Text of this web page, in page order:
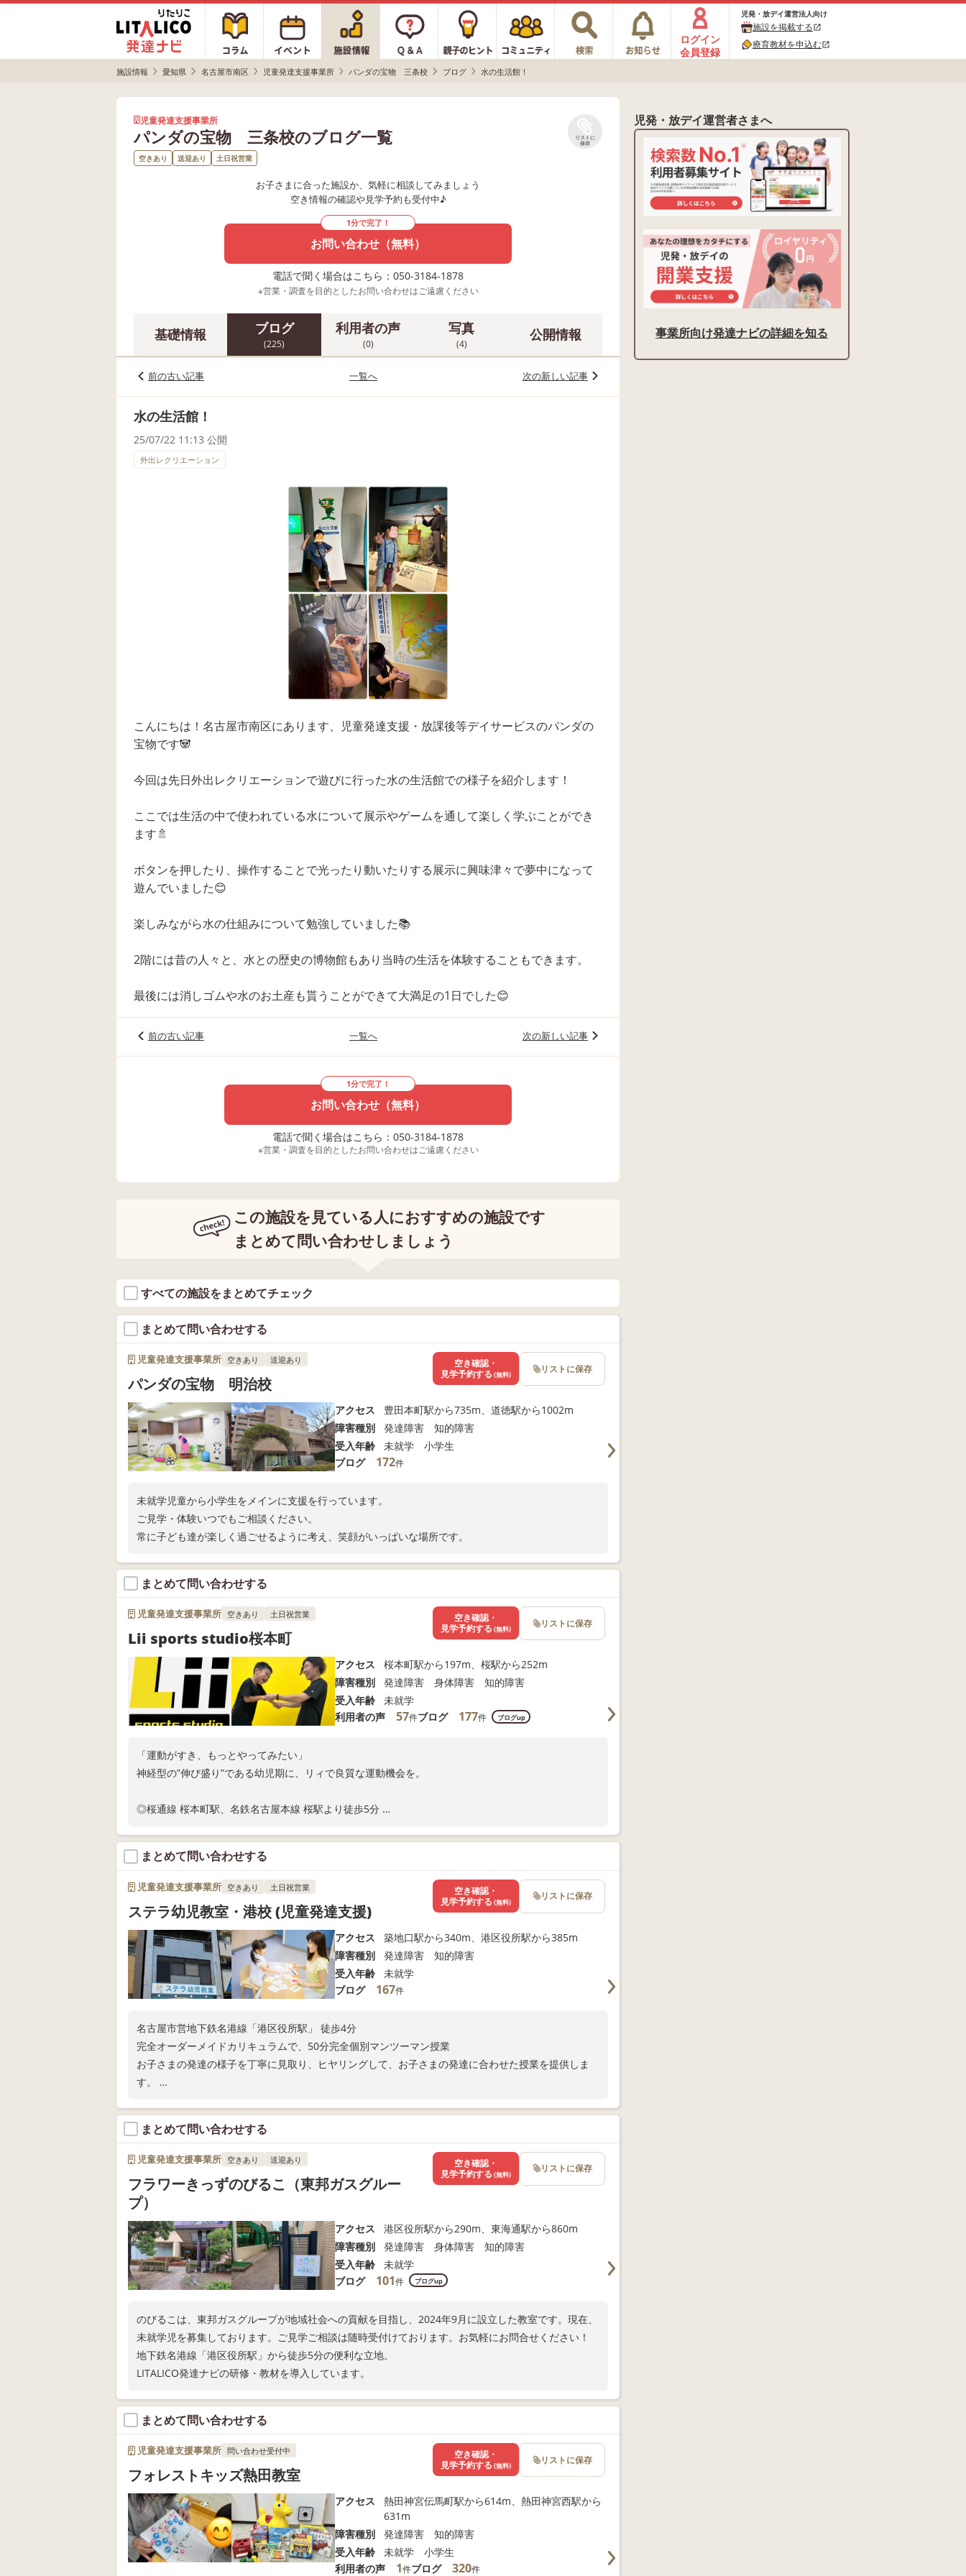
ログイン
会員登録
児発・放デイ運営法人向け
施設を掲載するopen_in_new
療育教材を申込むopen_in_new
施設情報 愛知県 名古屋市南区 児童発達支援事業所 パンダの宝物 三条校 ブログ 水の生活館！
児童発達支援事業所
パンダの宝物 三条校のブログ一覧
リストに
保存
空きあり 送迎あり 土日祝営業
お子さまに合った施設か、気軽に相談してみましょう
空き情報の確認や見学予約も受付中♪
1分で完了！
お問い合わせ（無料）
電話で聞く場合はこちら：050-3184-1878
※営業・調査を目的としたお問い合わせはご遠慮ください
基礎情報 ブログ
(225)
利用者の声
(0)
写真
(4)
公開情報
前の古い記事 一覧へ 次の新しい記事
水の生活館！
25/07/22 11:13 公開
外出レクリエーション
こんにちは！名古屋市南区にあります、児童発達支援・放課後等デイサービスのパンダの
宝物です🐼
今回は先日外出レクリエーションで遊びに行った水の生活館での様子を紹介します！
ここでは生活の中で使われている水について展示やゲームを通して楽しく学ぶことができ
ます🚿
ボタンを押したり、操作することで光ったり動いたりする展示に興味津々で夢中になって
遊んでいました😊
楽しみながら水の仕組みについて勉強していました📚
2階には昔の人々と、水との歴史の博物館もあり当時の生活を体験することもできます。
最後には消しゴムや水のお土産も貰うことができて大満足の1日でした😊
前の古い記事 一覧へ 次の新しい記事
1分で完了！
お問い合わせ（無料）
電話で聞く場合はこちら：050-3184-1878
※営業・調査を目的としたお問い合わせはご遠慮ください
この施設を見ている人におすすめの施設です
まとめて問い合わせしましょう
すべての施設をまとめてチェック
まとめて問い合わせする
児童発達支援事業所 空きあり 送迎あり
パンダの宝物 明治校
アクセス
豊田本町駅から735m、道徳駅から1002m
障害種別
発達障害 知的障害
受入年齢
未就学 小学生
ブログ
172件
未就学児童から小学生をメインに支援を行っています。
ご見学・体験いつでもご相談ください。
常に子ども達が楽しく過ごせるように考え、笑顔がいっぱいな場所です。
空き確認・
見学予約する (無料) リストに保存
まとめて問い合わせする
児童発達支援事業所 空きあり 土日祝営業
Lii sports studio桜本町
アクセス
桜本町駅から197m、桜駅から252m
障害種別
発達障害 身体障害 知的障害
受入年齢
未就学
利用者の声
57件ブログ 177件 ブログup
「運動がすき、もっとやってみたい」
神経型の”伸び盛り”である幼児期に、リィで良質な運動機会を。
◎桜通線 桜本町駅、名鉄名古屋本線 桜駅より徒歩5分
◎スタジオ体験随時実施中
お電話またはWEB問い合わせにてお問い合わせください。
空き確認・
見学予約する (無料) リストに保存
まとめて問い合わせする
児童発達支援事業所 空きあり 土日祝営業
ステラ幼児教室・港校 (児童発達支援)
アクセス
築地口駅から340m、港区役所駅から385m
障害種別
発達障害 知的障害
受入年齢
未就学
ブログ
167件
名古屋市営地下鉄名港線「港区役所駅」 徒歩4分
完全オーダーメイドカリキュラムで、50分完全個別マンツーマン授業
お子さまの発達の様子を丁寧に見取り、ヒヤリングして、お子さまの発達に合わせた授業を提供しま
す。
空き確認・
見学予約する (無料) リストに保存
まとめて問い合わせする
児童発達支援事業所 空きあり 送迎あり
フラワーきっずのびるこ（東邦ガスグルー
プ）
アクセス
港区役所駅から290m、東海通駅から860m
障害種別
発達障害 身体障害 知的障害
受入年齢
未就学
ブログ
101件 ブログup
のびるこは、東邦ガスグループが地域社会への貢献を目指し、2024年9月に設立した教室です。現在、
未就学児を募集しております。ご見学ご相談は随時受付けております。お気軽にお問合せください！
地下鉄名港線「港区役所駅」から徒歩5分の便利な立地。
LITALICO発達ナビの研修・教材を導入しています。
空き確認・
見学予約する (無料) リストに保存
まとめて問い合わせする
児童発達支援事業所 問い合わせ受付中
フォレストキッズ熱田教室
アクセス
熱田神宮伝馬町駅から614m、熱田神宮西駅から
631m
障害種別
発達障害 知的障害
受入年齢
未就学 小学生
利用者の声
1件ブログ 320件
空き確認・
見学予約する (無料) リストに保存
児発・放デイ運営者さまへ
事業所向け発達ナビの詳細を知る